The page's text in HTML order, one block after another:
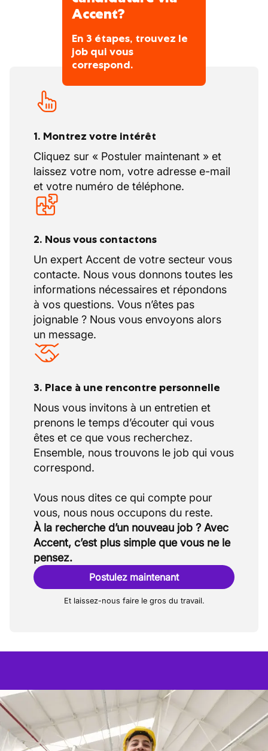
notre philosophie durable .
Accent?
En 3 étapes, trouvez le
job qui vous
correspond.
1. Montrez votre intérêt
Cliquez sur « Postuler maintenant » et
laissez votre nom, votre adresse e-mail
et votre numéro de téléphone.
2. Nous vous contactons
Un expert Accent de votre secteur vous
contacte. Nous vous donnons toutes les
informations nécessaires et répondons
à vos questions. Vous n’êtes pas
joignable ? Nous vous envoyons alors
un message.
3. Place à une rencontre personnelle
Nous vous invitons à un entretien et
prenons le temps d’écouter qui vous
êtes et ce que vous recherchez.
Ensemble, nous trouvons le job qui vous
correspond.
Vous nous dites ce qui compte pour
À la recherche d’un nouveau job ? Avec
Accent, c’est plus simple que vous ne le
pensez.
Postulez maintenant
Et laissez-nous faire le gros du travail.